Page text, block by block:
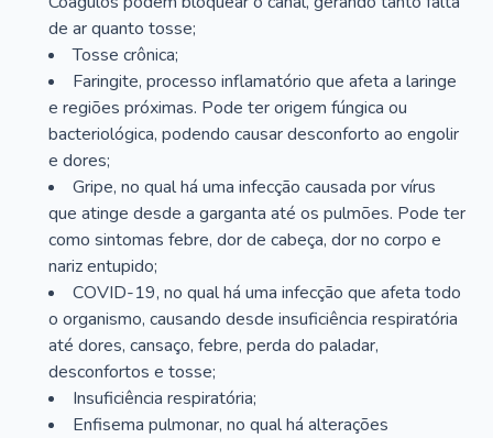
de ar quanto tosse;
Tosse crônica;
Faringite, processo inflamatório que afeta a laringe
e regiões próximas. Pode ter origem fúngica ou
bacteriológica, podendo causar desconforto ao engolir
e dores;
Gripe, no qual há uma infecção causada por vírus
que atinge desde a garganta até os pulmões. Pode ter
como sintomas febre, dor de cabeça, dor no corpo e
nariz entupido;
COVID-19, no qual há uma infecção que afeta todo
o organismo, causando desde insuficiência respiratória
até dores, cansaço, febre, perda do paladar,
desconfortos e tosse;
Insuficiência respiratória;
Enfisema pulmonar, no qual há alterações